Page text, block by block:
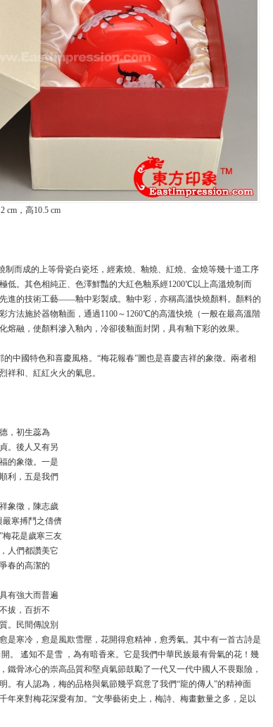
cm，高10.5 cm
制而成的上等骨瓷白瓷坯，經素燒、釉燒、紅燒、金燒等幾十道工序
低。其色相純正、色澤鮮豔的大紅色釉系經1200℃以上高溫燒制而
進的技術工藝——釉中彩製成。釉中彩，亦稱高溫快燒顏料。顏料的
方法施於器物釉面，通過1100～1260℃的高溫快燒（一般在最高溫階
熔融，使顏料滲入釉內，冷卻後釉面封閉，具有釉下彩的效果。
中國特色和喜慶風格。“梅花報春”圖也是喜慶吉祥的象徵。兩者相
祥和、紅紅火火的氣息。
，初生蕊為
。後人又有另
的象徵。一是
利，五是我們
象徵，陳志歲
嚴寒搏鬥之儔儕
梅花是歲寒三友
人們都讚美它
春的高潔的
有強大而普遍
拔，百折不
。民間傳說別
是寒冷，愈是風欺雪壓，花開得愈精神，愈秀氣。其中有一首古詩是
。 遙知不是雪 ，為有暗香來。它是我們中華民族最有骨氣的花！幾
鐵骨冰心的崇高品質和堅貞氣節鼓勵了一代又一代中國人不畏艱險，
。有人認為，梅的品格與氣節幾乎寫意了我們“龍的傳人”的精神面
年來對梅花深愛有加。“文學藝術史上，梅詩、梅畫數量之多，足以